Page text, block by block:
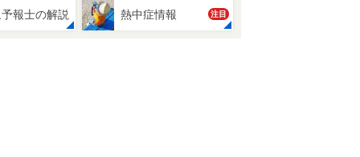
報士の解説 熱中症情報 注目